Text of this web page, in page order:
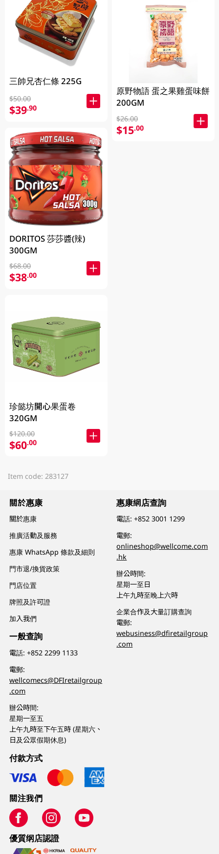
三帥兄杏仁條 225G
$50.00
$39.90
DORITOS 莎莎醬(辣)
300GM
$68.00
$38.00
珍懿坊開心果蛋卷
320GM
$120.00
$60.00
原野物語 蛋之果雞蛋味餅
200GM
$26.00
$15.00
Item code: 283127
關於惠康
關於惠康
推廣活動及服務
惠康 WhatsApp 條款及細則
門市退/換貨政策
門店位置
牌照及許可證
加入我們
一般查詢
電話:+852 2299 1133
電郵:
wellcomecs@DFIretailgroup
.com
辦公時間:
星期一至五
上午九時至下午五時 (星期六、
日及公眾假期休息)
惠康網店查詢
電話:+852 3001 1299
電郵:
onlineshop@wellcome.com
.hk
辦公時間:
星期一至日
上午九時至晚上六時
企業合作及大量訂購查詢
電郵:
webusiness@dfiretailgroup
.com
付款方式
關注我們
優質纲店認證